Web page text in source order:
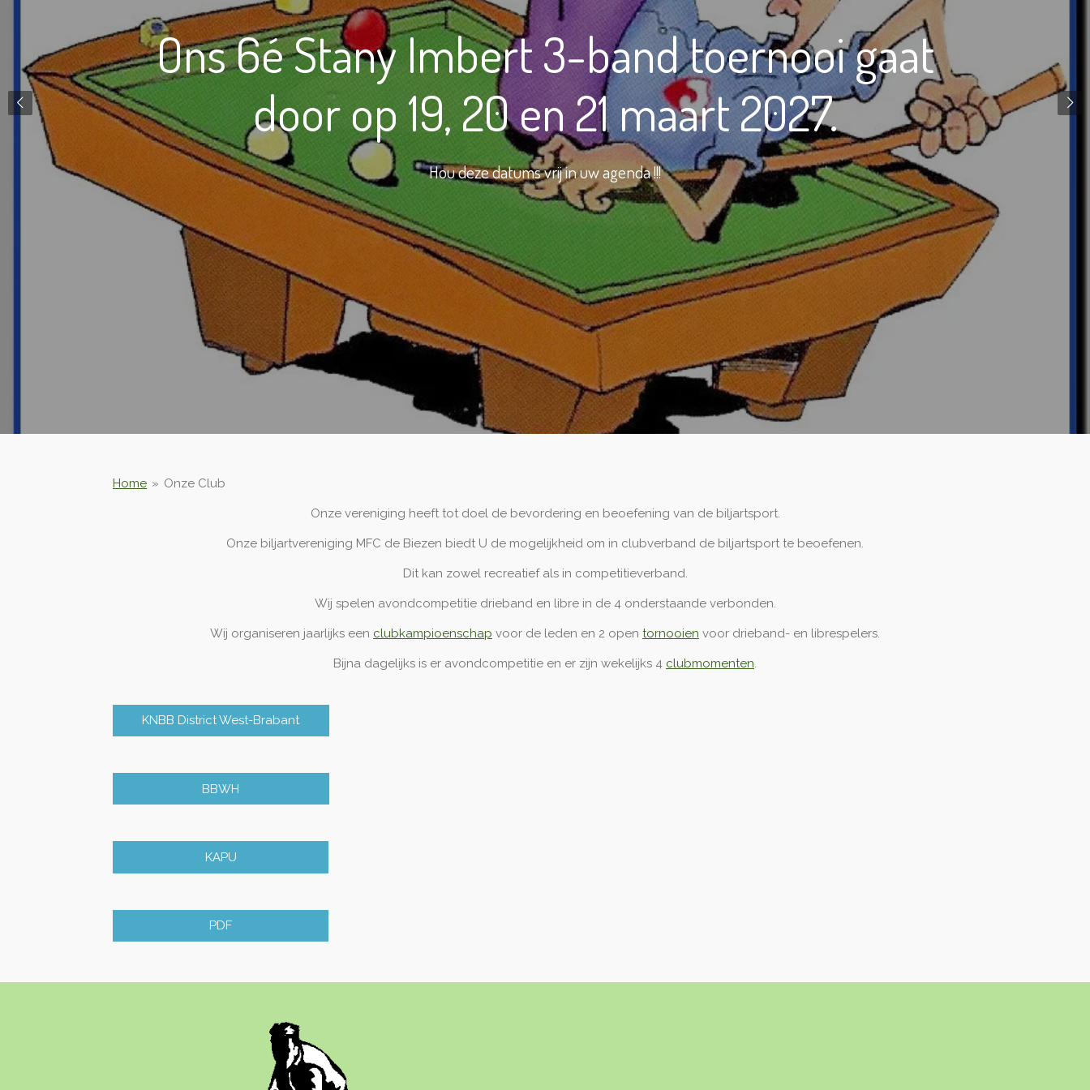
Ons 6é Stany Imbert 3-band toernooi gaat
door op 19, 20 en 21 maart 2027.
Hou deze datums vrij in uw agenda !!!
Home » Onze Club
Onze vereniging heeft tot doel de bevordering en beoefening van de biljartsport.
Onze biljartvereniging MFC de Biezen biedt U de mogelijkheid om in clubverband de biljartsport te beoefenen.
Dit kan zowel recreatief als in competitieverband.
Wij spelen avondcompetitie drieband en libre in de 4 onderstaande verbonden.
Wij organiseren jaarlijks een clubkampioenschap voor de leden en 2 open tornooien voor drieband- en librespelers.
Bijna dagelijks is er avondcompetitie en er zijn wekelijks 4 clubmomenten
KNBB District West-Brabant
BBWH
KAPU
PDF